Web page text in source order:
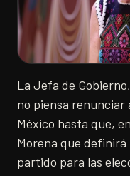
La Jefa de
no piensa renunciar
México hasta que,
Morena que
partido para las